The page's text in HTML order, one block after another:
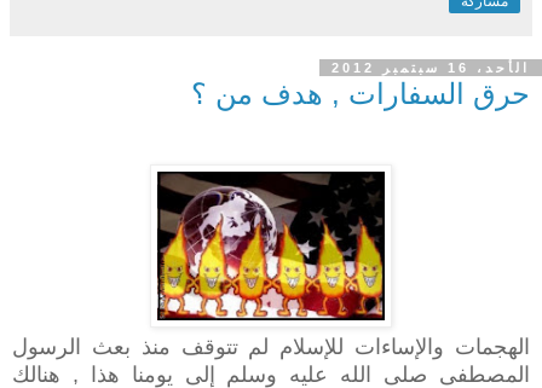
الأحد، 16 سبتمبر 2012
حرق السفارات , هدف من ؟
الهجمات والإساءات للإسلام لم تتوقف منذ بعث الرسول
المصطفى صلى الله عليه وسلم إلى يومنا هذا , هنالك